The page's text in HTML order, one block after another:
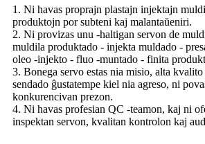
1. Ni havas proprajn plastajn injektajn
produktojn por subteni kaj malantaŭeniri.
2. Ni provizas unu -haltigan servon de
muldila produktado - injekta muldado -
oleo -injekto - fluo -muntado - finita
3. Bonega servo estas nia misio, alta kvalito
sendado ĝustatempe kiel nia agreso, ni
konkurencivan prezon.
4. Ni havas profesian QC -teamon, kaj ni
inspektan servon, kvalitan kontrolon kaj